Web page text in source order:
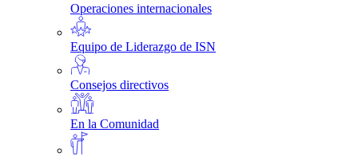
Operaciones internacionales
Equipo de Liderazgo de ISN
Consejos directivos
En la Comunidad